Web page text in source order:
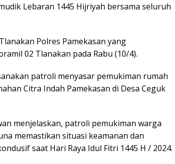
Lebaran 1445 Hijriyah bersama seluruh
Polres Pamekasan yang
02 Tlanakan pada Rabu (10/4).
patroli menyasar pemukiman rumah
Citra Indah Pamekasan di Desa Ceguk
menjelaskan, patroli pemukiman warga
memastikan situasi keamanan dan
saat Hari Raya Idul Fitri 1445 H / 2024.